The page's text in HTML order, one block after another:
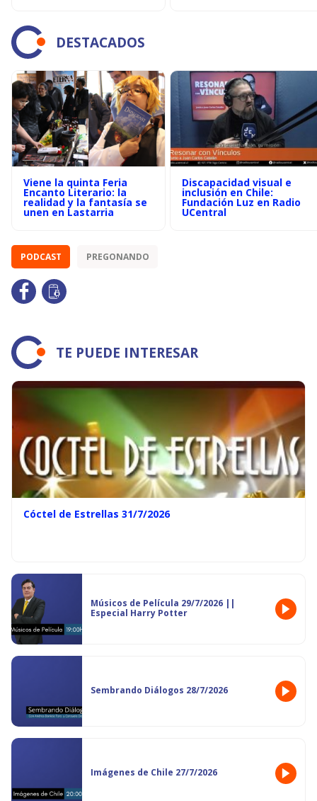
DESTACADOS
Viene la quinta Feria
Encanto Literario: la
realidad y la fantasía se
unen en Lastarria
Discapacidad visual e
inclusión en Chile:
Fundación Luz en Radio
UCentral
PODCAST PREGONANDO
TE PUEDE INTERESAR
Cóctel de Estrellas 31/7/2026
Músicos de Película 29/7/2026 ||
Especial Harry Potter
Sembrando Diálogos 28/7/2026
Imágenes de Chile 27/7/2026